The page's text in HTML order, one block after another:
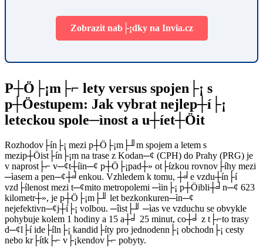
Zobrazit nab├¡dky na Invia.cz
P┼Ö├¡m├⌐ lety versus spojen├¡ s
p┼Öestupem: Jak vybrat nejlep┼í├¡
leteckou spole─ìnost a u┼íet┼Öit
Rozhodov├ín├¡ mezi p┼Ö├¡m├╜m spojem a letem s
mezip┼Öist├ín├¡m na trase z Kodan─¢ (CPH) do Prahy (PRG) je
v naprost├⌐ v─¢t┼íin─¢ p┼Ö├¡pad┼» ot├ízkou rovnov├íhy mezi
─ìasem a pen─¢┼╛enkou. Vzhledem k tomu, ┼╛e vzdu┼ín├í
vzd├ílenost mezi t─¢mito metropolemi ─ìin├¡ p┼Öibli┼╛n─¢ 623
kilometr┼», je p┼Ö├¡m├╜ let bezkonkuren─ìn─¢
nejefektivn─¢j┼í├¡ volbou. ─îist├╜ ─ìas ve vzduchu se obvykle
pohybuje kolem 1 hodiny a 15 a┼╛ 25 minut, co┼╛ z t├⌐to trasy
d─¢l├í ide├íln├¡ kandid├íty pro jednodenn├¡ obchodn├¡ cesty
nebo kr├ítk├⌐ v├¡kendov├⌐ pobyty.